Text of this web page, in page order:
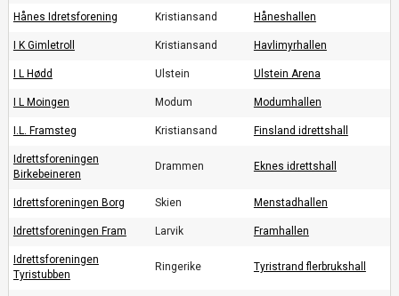
Hånes Idretsforening Kristiansand Håneshallen
I K Gimletroll Kristiansand Havlimyrhallen
I L Hødd Ulstein Ulstein Arena
I L Moingen Modum Modumhallen
I.L. Framsteg Kristiansand Finsland idrettshall
Idrettsforeningen
Birkebeineren
Drammen Eknes idrettshall
Idrettsforeningen Borg Skien Menstadhallen
Idrettsforeningen Fram Larvik Framhallen
Idrettsforeningen
Tyristubben
Ringerike Tyristrand flerbrukshall